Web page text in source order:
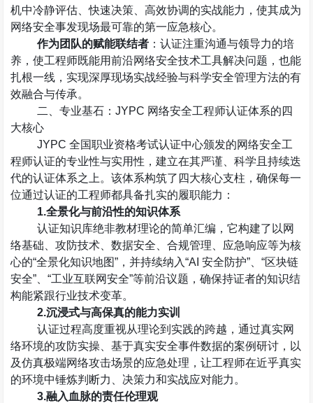
机中冷静评估、快速决策、高效协调的实战能力，使其成为
网络安全事发现场最可靠的第一应急核心。
作为团队的赋能联结者：认证注重沟通与领导力的培
养，使工程师既能用前沿网络安全技术工具解决问题，也能
扎根一线，实现深厚现场实战经验与科学安全管理方法的有
效融合与传承。
二、专业基石： JYPC 网络安全工程师认证体系的四
大核心
JYPC 全国职业资格考试认证中心颁发的网络安全工
程师认证的专业性与实用性，建立在其严谨、科学且持续迭
代的认证体系之上。该体系构筑了四大核心支柱，确保每一
位通过认证的工程师都具备扎实的履职能力：
1.全景化与前沿性的知识体系
认证知识库绝非教材理论的简单汇编，它构建了以网
络基础、攻防技术、数据安全、合规管理、应急响应等为核
心的“全景化知识地图” ，并持续纳入“AI安全防护” 、“区块链
安全” 、“工业互联网安全”等前沿议题，确保持证者的知识结
构能紧跟行业技术变革。
2.沉浸式与高保真的能力实训
认证过程高度重视从理论到实践的跨越，通过真实网
络环境的攻防实操、基于真实安全事件数据的案例研讨，以
及仿真极端网络攻击场景的应急处理，让工程师在近乎真实
的环境中锤炼判断力、决策力和实战应对能力。
3.融入血脉的责任伦理观